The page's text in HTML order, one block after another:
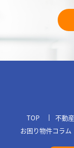
TOP 不動
お困り物件コラム